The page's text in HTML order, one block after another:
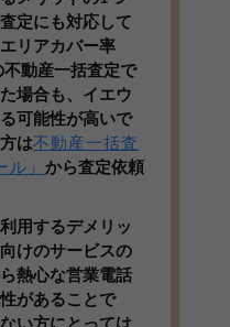
定にも対応して
リアカバー率
動産一括査定で
場合も、イエウ
可能性が高いで
は不動産一括査
ル」から査定依頼
用するデメリッ
けのサービスの
熱心な営業電話
があることで